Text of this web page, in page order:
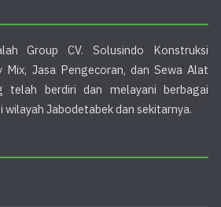
Group CV. Solusindo Konstruksi
Mix, Jasa Pengecoran, dan Sewa Alat
telah berdiri dan melayani berbagai
wilayah Jabodetabek dan sekitarnya.